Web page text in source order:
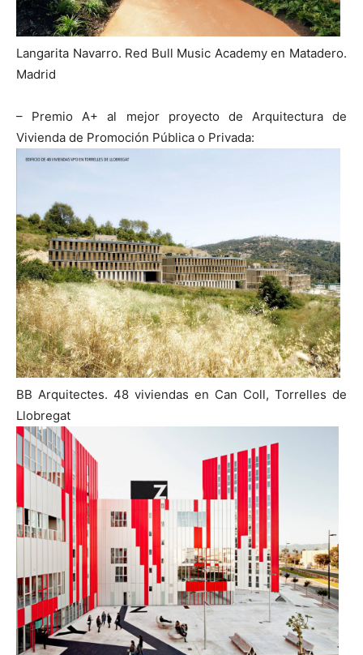
Langarita Navarro. Red Bull Music Academy en Matadero.
Madrid
– Premio A+ al mejor proyecto de Arquitectura de
Vivienda de Promoción Pública o Privada:
BB Arquitectes. 48 viviendas en Can Coll, Torrelles de
Llobregat